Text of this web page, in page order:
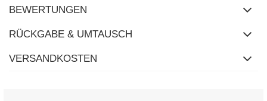
BEWERTUNGEN
RÜCKGABE & UMTAUSCH
VERSANDKOSTEN